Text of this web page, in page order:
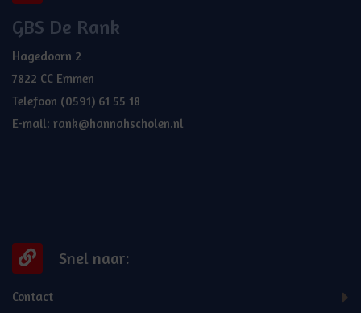
GBS De Rank
Hagedoorn 2
7822 CC Emmen
Telefoon (0591) 61 55 18
E-mail: rank@hannahscholen.nl
Snel naar:
Contact